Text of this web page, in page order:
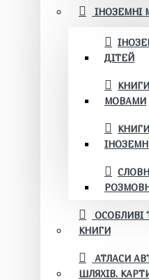
ІНОЗЕМНІ
ДІТЕЙ
МОВАМИ
ОСОБЛИВІ
КНИГИ
АТЛАСИ
ШЛЯХІВ.